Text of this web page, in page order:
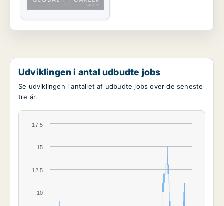
Udviklingen i antal udbudte jobs
Se udviklingen i antallet af udbudte jobs over de seneste
tre år.
10
12.5
15
17.5